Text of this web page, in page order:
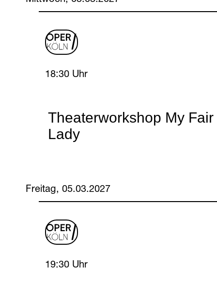
Theaterworkshop My Fair
Lady
Wednesday, 3 March 2027
18:30 Uhr
oper
Freitag, 05.03.2027
Friday, 5 March 2027
19:30 Uhr
oper